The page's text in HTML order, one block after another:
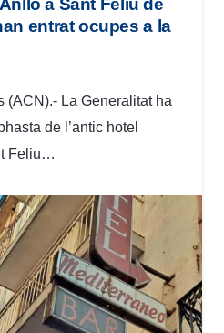
entrat ocupes a la
(ACN).- La Generalitat ha
de l’antic hotel
Feliu…